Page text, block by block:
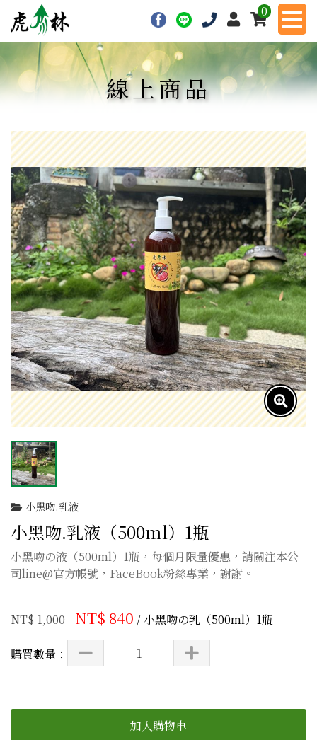
0
線上商品
小黑吻.乳液
小黑吻.乳液（500ml）1瓶
小黑吻の液（500ml）1瓶，每個月限量優惠，請關注本公
司line@官方帳號，FaceBook粉絲專業，謝謝。
NT$ 1,000 NT$ 840 / 小黑吻の乳（500ml）1瓶
購買數量：
加入購物車